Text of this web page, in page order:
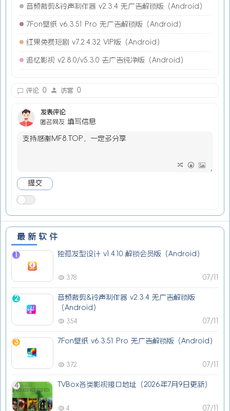
音频裁剪&铃声制作器 v2.3.4 无广告解锁版（Android）
7Fon壁纸 v6.3.51 Pro 无广告解锁版（Android）
红果免费短剧 v7.2.4.32 VIP版（Android）
追忆影视 v2.8.0/v5.3.0 去广告纯净版（Android）
评论 0 访客 0
发表评论
匿名网友 填写信息
最新软件
独孤发型设计 v1.4.10 解锁会员版（Android）
07/11
378
2
音频裁剪&铃声制作器 v2.3.4 无广告解锁版
（Android）
07/11
354
3 7Fon壁纸 v6.3.51 Pro 无广告解锁版（Android）
07/11
372
4 TVBox各类影视接口地址（2026年7月9日更新）
07/11
4